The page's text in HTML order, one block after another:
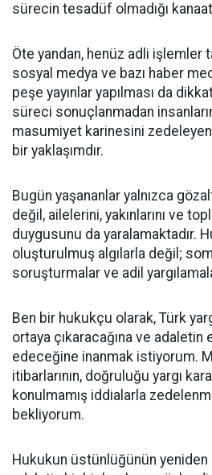
sürecin tesadüf olmadığı
Öte yandan, henüz adli işlemler
sosyal medya ve bazı haber
peşe yayınlar yapılması da
süreci sonuçlanmadan
masumiyet karinesini
bir yaklaşımdır.
Bugün yaşananlar yalnızca
değil, ailelerini, yakınlarını ve
duygusunu da yaralamaktadır.
oluşturulmuş algılarla değil;
soruşturmalar ve adil
Ben bir hukukçu olarak, Türk
ortaya çıkaracağına ve
edeceğine inanmak istiyorum.
itibarlarının, doğruluğu yargı
konulmamış iddialarla
bekliyorum.
Hukukun üstünlüğünün yeniden